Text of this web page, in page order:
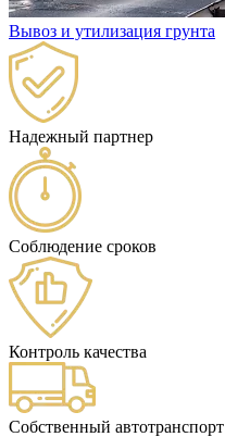
Вывоз и утилизация грунта
Надежный партнер
Соблюдение сроков
Контроль качества
Собственный автотранспорт